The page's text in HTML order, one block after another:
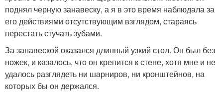
поднял черную занавеску, а я в это время наблюдала за
его действиями отсутствующим взглядом, стараясь
перестать стучать зубами.
За занавеской оказался длинный узкий стол. Он был без
ножек, и казалось, что он крепится к стене, хотя мне и не
удалось разглядеть ни шарниров, ни кронштейнов, на
которых бы он держался.